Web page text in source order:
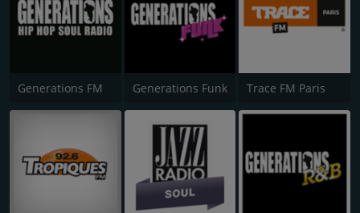
Generations FM Generations Funk Trace FM Paris